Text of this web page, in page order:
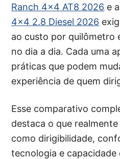
Ranch 4×4 AT8 2026 e
4×4 2.8 Diesel 2026
ao custo por quilômetro
no dia a dia. Cada uma
práticas que podem
experiência de quem
Esse comparativo
destaca o que
como dirigibilidade,
tecnologia e capacidade